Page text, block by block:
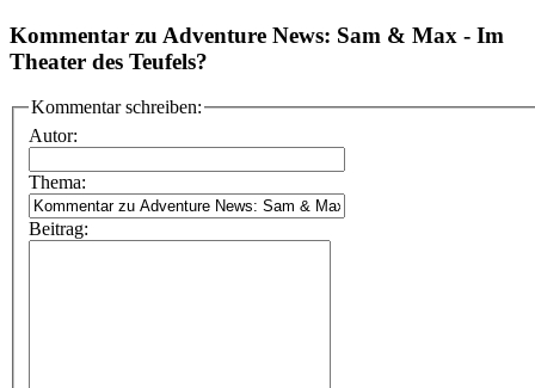
Kommentar zu Adventure News: Sam & Max - Im
Theater des Teufels?
Kommentar schreiben:
Autor:
Thema:
Beitrag: